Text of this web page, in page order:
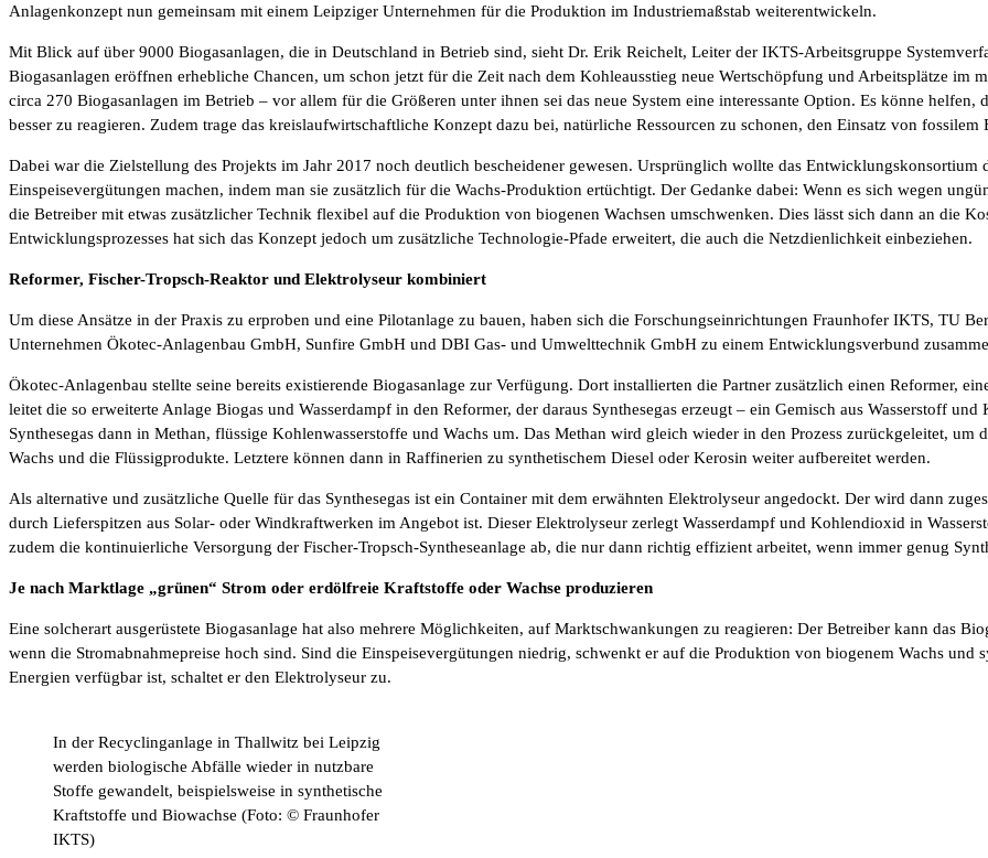
Anlagenkonzept nun gemeinsam mit einem Leipziger Unternehmen für die Produktion im Industriemaßstab weiterentwickeln.
Mit Blick auf über 9000 Biogasanlagen, die in Deutschland in Betrieb sind, sieht Dr. Erik Reichelt, Leiter der IKTS-Arbeitsgruppe
Biogasanlagen eröffnen erhebliche Chancen, um schon jetzt für die Zeit nach dem Kohleausstieg neue Wertschöpfung und Arbeitsplätze im
circa 270 Biogasanlagen im Betrieb – vor allem für die Größeren unter ihnen sei das neue System eine interessante Option. Es könne
besser zu reagieren. Zudem trage das kreislaufwirtschaftliche Konzept dazu bei, natürliche Ressourcen zu schonen, den Einsatz von
Dabei war die Zielstellung des Projekts im Jahr 2017 noch deutlich bescheidener gewesen. Ursprünglich wollte das
Einspeisevergütungen machen, indem man sie zusätzlich für die Wachs-Produktion ertüchtigt. Der Gedanke dabei: Wenn es sich wegen
die Betreiber mit etwas zusätzlicher Technik flexibel auf die Produktion von biogenen Wachsen umschwenken. Dies lässt sich dann an die
Entwicklungsprozesses hat sich das Konzept jedoch um zusätzliche Technologie-Pfade erweitert, die auch die Netzdienlichkeit einbeziehen.
Reformer, Fischer-Tropsch-Reaktor und Elektrolyseur kombiniert
Um diese Ansätze in der Praxis zu erproben und eine Pilotanlage zu bauen, haben sich die Forschungseinrichtungen Fraunhofer IKTS, TU
Unternehmen Ökotec-Anlagenbau GmbH, Sunfire GmbH und DBI Gas- und Umwelttechnik GmbH zu einem Entwicklungsverbund
Ökotec-Anlagenbau stellte seine bereits existierende Biogasanlage zur Verfügung. Dort installierten die Partner zusätzlich einen Reformer,
leitet die so erweiterte Anlage Biogas und Wasserdampf in den Reformer, der daraus Synthesegas erzeugt – ein Gemisch aus Wasserstoff
Synthesegas dann in Methan, flüssige Kohlenwasserstoffe und Wachs um. Das Methan wird gleich wieder in den Prozess zurückgeleitet,
Wachs und die Flüssigprodukte. Letztere können dann in Raffinerien zu synthetischem Diesel oder Kerosin weiter aufbereitet werden.
Als alternative und zusätzliche Quelle für das Synthesegas ist ein Container mit dem erwähnten Elektrolyseur angedockt. Der wird dann
durch Lieferspitzen aus Solar- oder Windkraftwerken im Angebot ist. Dieser Elektrolyseur zerlegt Wasserdampf und Kohlendioxid in
zudem die kontinuierliche Versorgung der Fischer-Tropsch-Syntheseanlage ab, die nur dann richtig effizient arbeitet, wenn immer genug
Je nach Marktlage „grünen“ Strom oder erdölfreie Kraftstoffe oder Wachse produzieren
Eine solcherart ausgerüstete Biogasanlage hat also mehrere Möglichkeiten, auf Marktschwankungen zu reagieren: Der Betreiber kann das
wenn die Stromabnahmepreise hoch sind. Sind die Einspeisevergütungen niedrig, schwenkt er auf die Produktion von biogenem Wachs
Energien verfügbar ist, schaltet er den Elektrolyseur zu.
In der Recyclinganlage in Thallwitz bei Leipzig
werden biologische Abfälle wieder in nutzbare
Stoffe gewandelt, beispielsweise in synthetische
Kraftstoffe und Biowachse (Foto: © Fraunhofer
IKTS)